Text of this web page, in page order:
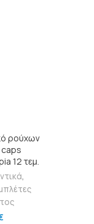
ΚΑΛΆΘΙ
ρούχων
caps
12 τεμ.
,